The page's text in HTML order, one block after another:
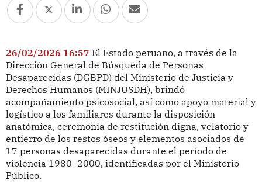
26/02/2026 16:57 El Estado peruano, a través de la
Dirección General de Búsqueda de Personas
Desaparecidas (DGBPD) del Ministerio de Justicia y
Derechos Humanos (MINJUSDH), brindó
acompañamiento psicosocial, así como apoyo material y
logístico a los familiares durante la disposición
anatómica, ceremonia de restitución digna, velatorio y
entierro de los restos óseos y elementos asociados de
17 personas desaparecidas durante el período de
violencia 1980–2000, identificadas por el Ministerio
Público.